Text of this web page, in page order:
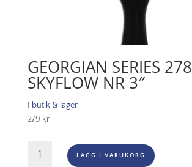
GEORGIAN SERIES 278
SKYFLOW NR 3″
I butik & lager
279 kr
Series
LÄGG I VARUKORG